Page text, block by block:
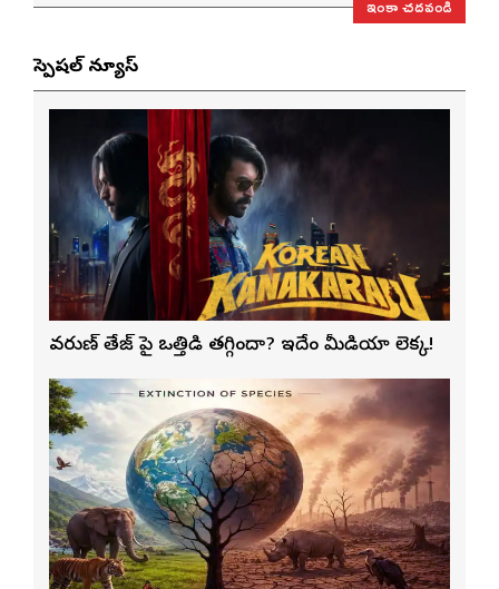
ఇంకా చదవండి
స్పెషల్ న్యూస్
వరుణ్ తేజ్‌ పై ఒత్తిడి తగ్గిందా? ఇదేం మీడియా లెక్క!